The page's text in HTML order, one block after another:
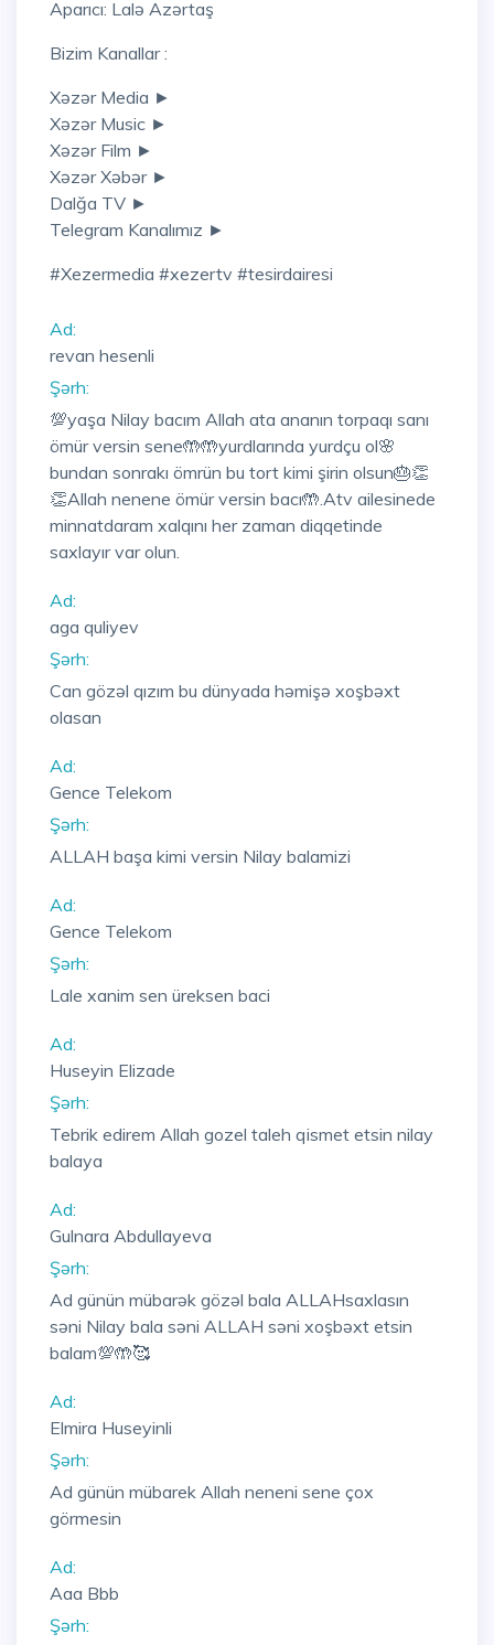
Aparıcı: Lalə Azərtaş
Bizim Kanallar :
Xəzər Media ►
Xəzər Music ►
Xəzər Film ►
Xəzər Xəbər ►
Dalğa TV ►
Telegram Kanalımız ►
#xezermedia #xezertv #tesirdairesi
Ad:
revan hesenli
Şərh:
💯yaşa Nilay bacım Allah ata ananın torpaqı sanı
ömür versin sene🤲🤲yurdlarında yurdçu ol🌸
bundan sonrakı ömrün bu tort kimi şirin olsun🎂👏
👏Allah nenene ömür versin bacı🤲.Atv ailesinede
minnatdaram xalqını her zaman diqqetinde
saxlayır var olun.
Ad:
aga quliyev
Şərh:
Can gözəl qızım bu dünyada həmişə xoşbəxt
olasan
Ad:
Gence Telekom
Şərh:
ALLAH başa kimi versin Nilay balamizi
Ad:
Gence Telekom
Şərh:
Lale xanim sen üreksen baci
Ad:
Huseyin Elizade
Şərh:
Tebrik edirem Allah gozel taleh qismet etsin nilay
balaya
Ad:
Gulnara Abdullayeva
Şərh:
Ad günün mübarək gözəl bala ALLAHsaxlasın
səni Nilay bala səni ALLAH səni xoşbəxt etsin
balam💯🤲🥰
Ad:
Elmira Huseyinli
Şərh:
Ad günün mübarek Allah neneni sene çox
görmesin
Ad:
Aaa Bbb
Şərh: